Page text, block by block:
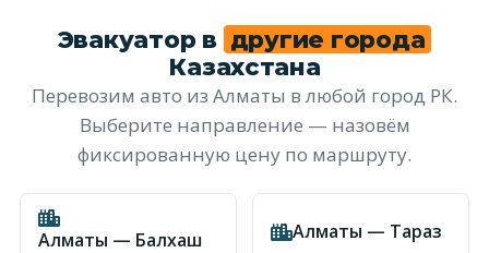
Эвакуатор в другие города
Казахстана
Перевозим авто из Алматы в любой город РК.
Выберите направление — назовём
фиксированную цену по маршруту.
Алматы — Балхаш Алматы — Тараз